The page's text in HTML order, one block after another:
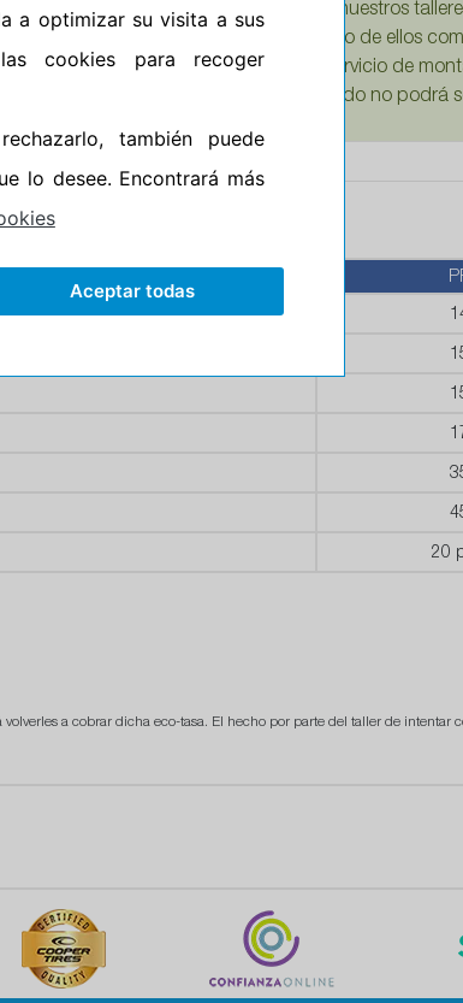
Aviso importante:
Le recordamos que nuestros
montaje, no de recogida. Si escoge uno de ellos
entrega esta acción lleva implícita el servicio de
neumáticos. En caso contrario su pedido no podrá
20
a cobrar dicha eco-tasa. El hecho por parte del taller de intentar
a optimizar su visita a sus
cookies para recoger
también puede
lo desee. Encontrará más
Aceptar todas